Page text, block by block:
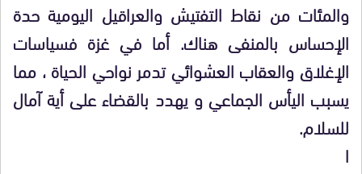
والمئات من نقاط التفتيش والعراقيل اليومية حدة
الإحساس بالمنفى هناك. أما في غزة فسياسات
الإغلاق والعقاب العشوائي تدمر نواحي الحياة ، مما
يسبب اليأس الجماعي و يهدد بالقضاء على أية آمال
للسلام.
ا